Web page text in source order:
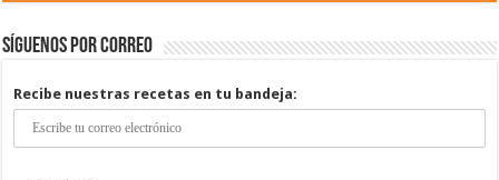
Síguenos por correo
Recibe nuestras recetas en tu bandeja: